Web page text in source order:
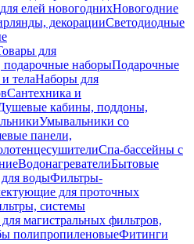
елей новогоднихНовогодние
декорацииСветодиодные
для
подарочные наборыПодарочные
телаНаборы для
Сантехника и
кабины, поддоны,
Умывальники со
панели,
Спа-бассейны с
ВодонагревателиБытовые
водыФильтры-
для проточных
системы
магистральных фильтров,
полипропиленовыеФитинги